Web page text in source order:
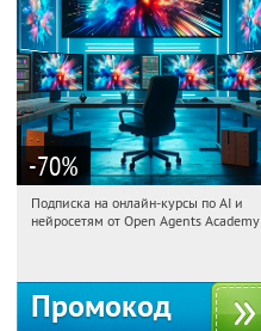
-70%
08:34:38 Получили:
Подписка на онлайн-курсы по AI и
нейросетям от Open Agents Academy
Промокод